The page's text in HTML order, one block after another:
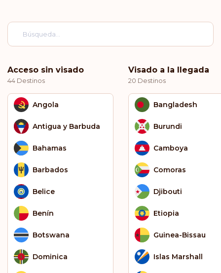
Acceso sin visado
44 Destinos
Angola
Antigua y Barbuda
Bahamas
Barbados
Belice
Benín
Botswana
Dominica
Visado a la llegada
20 Destinos
Bangladesh
Burundi
Camboya
Comoras
Djibouti
Etiopia
Guinea-Bissau
Islas Marshall